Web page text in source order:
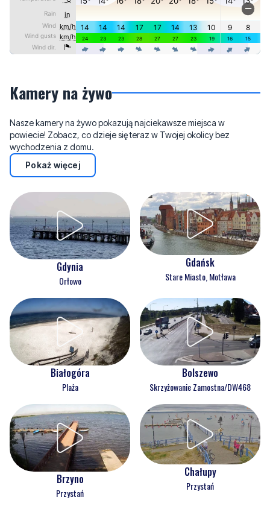
Kamery na żywo
Nasze kamery na żywo pokazują najciekawsze miejsca w
powiecie! Zobacz, co dzieje się teraz w Twojej okolicy bez
wychodzenia z domu.
Pokaż więcej
Gdynia
Orłowo
Gdańsk
Stare Miasto, Motława
Białogóra
Plaża
Bolszewo
Skrzyżowanie Zamostna/DW468
Brzyno
Przystań
Chałupy
Przystań